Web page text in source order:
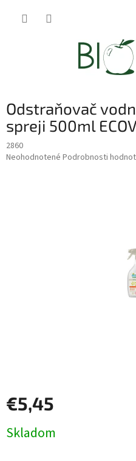
Odstraňovač
spreji 500ml
2860
Priemerné
Neohodnotené Podrobnosti
€5,45
cena:
Skladom